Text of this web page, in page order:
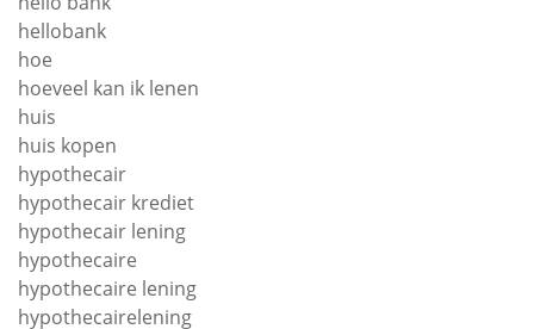
hellobank
hoe
hoeveel kan ik lenen
huis
huis kopen
hypothecair
hypothecair krediet
hypothecair lening
hypothecaire
hypothecaire lening
hypothecairelening